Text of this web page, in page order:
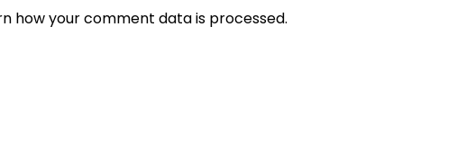
how your comment data is processed.